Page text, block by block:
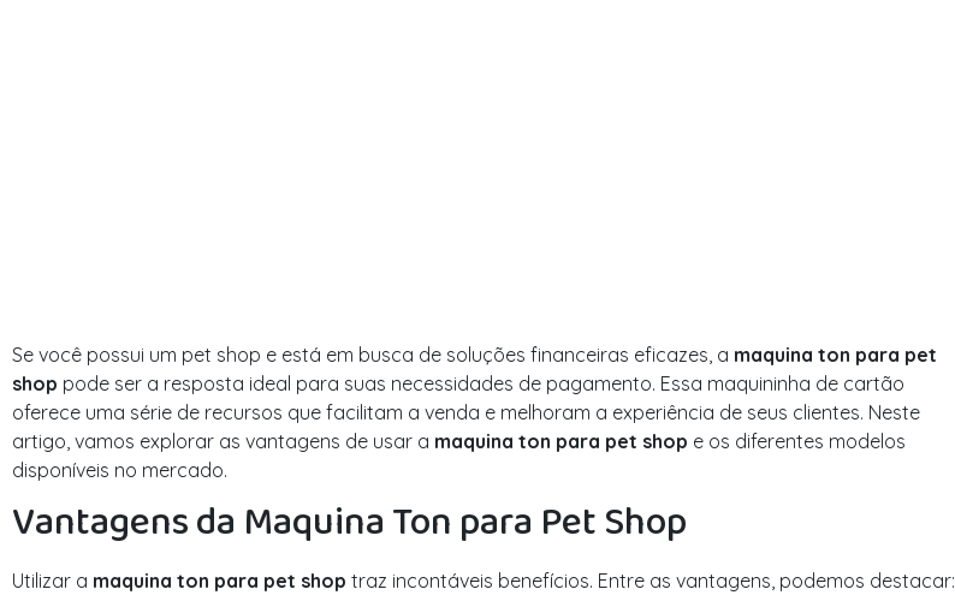
Se você possui um pet shop e está em busca de soluções financeiras eficazes, a maquina ton para pet
shop pode ser a resposta ideal para suas necessidades de pagamento. Essa maquininha de cartão
oferece uma série de recursos que facilitam a venda e melhoram a experiência de seus clientes. Neste
artigo, vamos explorar as vantagens de usar a maquina ton para pet shop e os diferentes modelos
disponíveis no mercado.
Vantagens da Maquina Ton para Pet Shop
Utilizar a maquina ton para pet shop traz incontáveis benefícios. Entre as vantagens, podemos destacar: